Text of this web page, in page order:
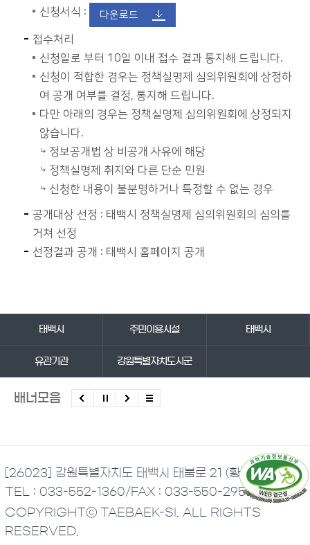
신청서식 :
다운로드
접수처리
신청일로 부터 10일 이내 접수 결과 통지해 드립니다.
신청이 적합한 경우는 정책실명제 심의위원회에 상정하
여 공개 여부를 결정, 통지해 드립니다.
다만 아래의 경우는 정책실명제 심의위원회에 상정되지
않습니다.
정보공개법 상 비공개 사유에 해당
정책실명제 취지와 다른 단순 민원
신청한 내용이 불분명하거나 특정할 수 없는 경우
공개대상 선정 : 태백시 정책실명제 심의위원회의 심의를
거쳐 선정
선정결과 공개 : 태백시 홈페이지 공개
태백시 주민이용시설 태백시
유관기관 강원특별자치도시군
배너모음
[26023] 강원특별자치도 태백시 태붐로 21 (황지동)
TEL : 033-552-1360/FAX : 033-550-2951
COPYRIGHTⓒ TAEBAEK-SI. ALL RIGHTS
RESERVED.